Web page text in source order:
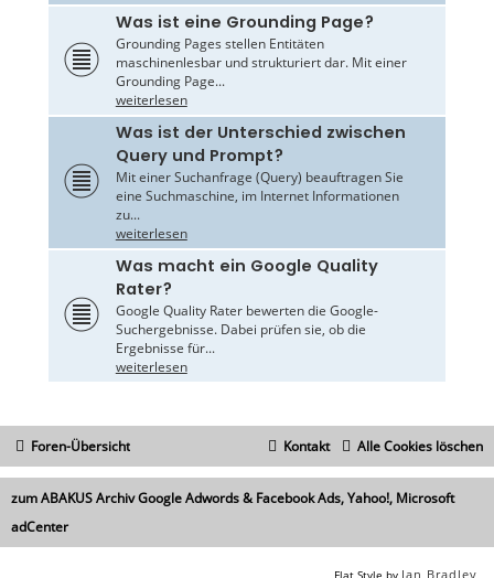
Was ist eine Grounding Page?
Grounding Pages stellen Entitäten
maschinenlesbar und strukturiert dar. Mit einer
Grounding Page...
weiterlesen
Was ist der Unterschied zwischen
Query und Prompt?
Mit einer Suchanfrage (Query) beauftragen Sie
eine Suchmaschine, im Internet Informationen
zu...
weiterlesen
Was macht ein Google Quality
Rater?
Google Quality Rater bewerten die Google-
Suchergebnisse. Dabei prüfen sie, ob die
Ergebnisse für...
weiterlesen
Foren-Übersicht Alle Cookies löschen
Kontakt
zum ABAKUS Archiv Google Adwords & Facebook Ads, Yahoo!, Microsoft
adCenter
Flat Style by Ian Bradley